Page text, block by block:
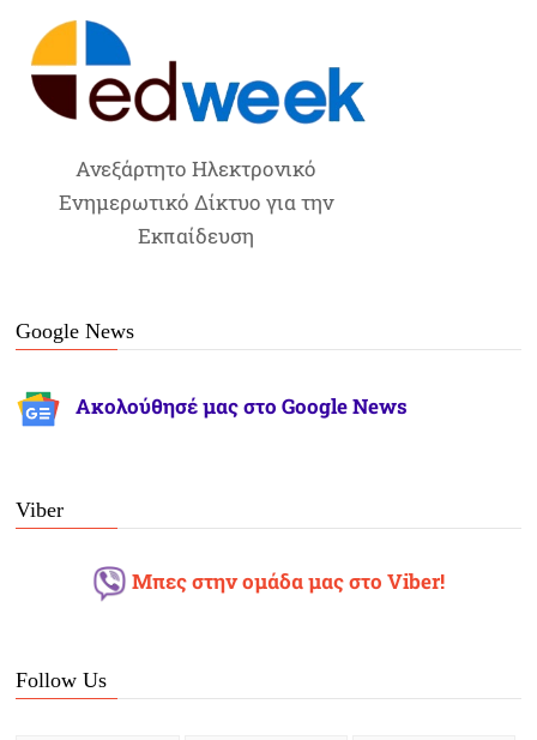
Ανεξάρτητο Ηλεκτρονικό
Ενημερωτικό Δίκτυο για την
Εκπαίδευση
Google News
Ακολούθησέ μας στο Google News
Viber
Μπες στην ομάδα μας στο Viber!
Follow Us